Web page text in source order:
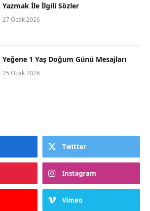
Yazmak İle İlgili Sözler
27 Ocak 2026
Yeğene 1 Yaş Doğum Günü Mesajları
25 Ocak 2026
Twitter
Instagram
Vimeo